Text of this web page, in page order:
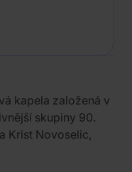
kapela založená v
skupiny 90.
Krist Novoselic,